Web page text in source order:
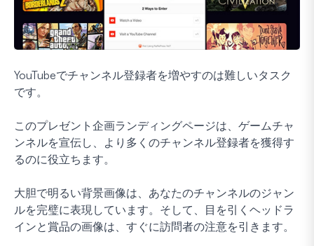
YouTubeでチャンネル登録者を増やすのは難しいタスク
です。
このプレゼント企画ランディングページは、ゲームチャ
ンネルを宣伝し、より多くのチャンネル登録者を獲得す
るのに役立ちます。
大胆で明るい背景画像は、あなたのチャンネルのジャン
ルを完璧に表現しています。そして、目を引くヘッドラ
インと賞品の画像は、すぐに訪問者の注意を引きます。